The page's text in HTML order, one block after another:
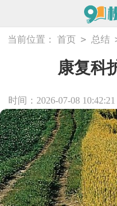
当前位置： 首页 > 总结
康复科
时间：2026-07-08 10:42:21